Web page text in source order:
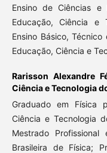
Ensino de Ciências
Educação, Ciência e
Ensino Básico,
Educação, Ciência e
Rarisson Alexandre
Ciência e Tecnologia
Graduado em Física
Ciência e Tecnologia
Mestrado
Brasileira de Física;